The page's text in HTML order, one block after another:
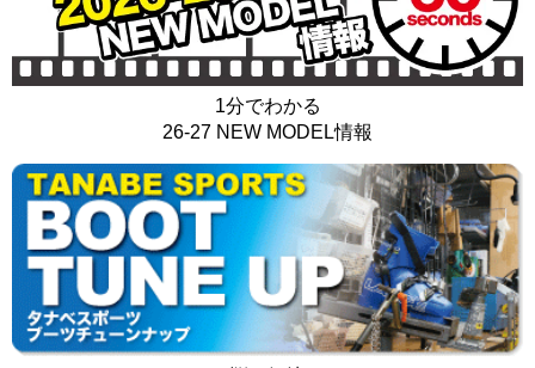
1分でわかる
26-27 NEW MODEL情報